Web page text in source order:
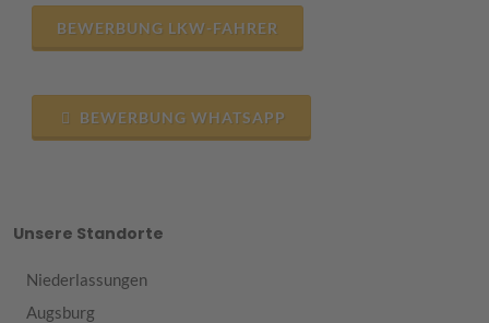
BEWERBUNG LKW-FAHRER
BEWERBUNG WHATSAPP
Unsere Standorte
Niederlassungen
Augsburg